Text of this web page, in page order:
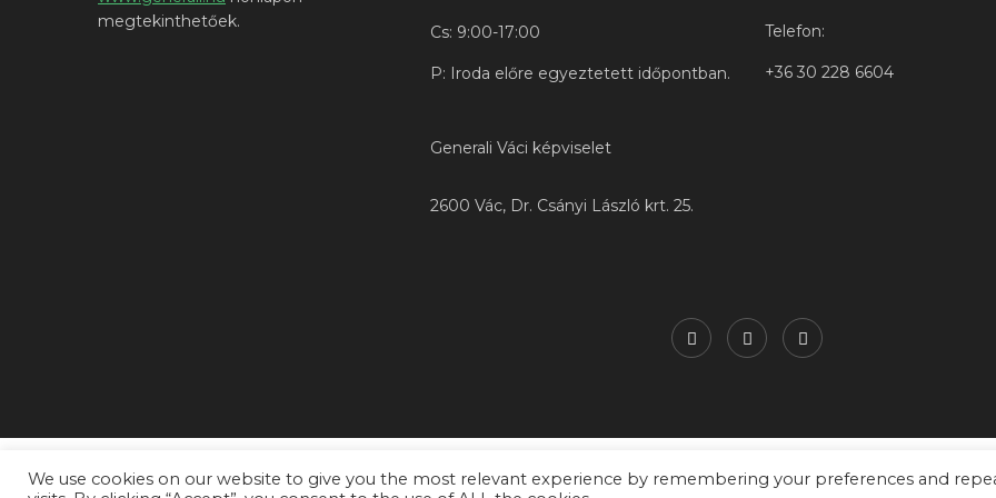
megtekinthetőek.
Cs: 9:00-17:00
P: Iroda előre egyeztetett időpontban.
Generali Váci képviselet
2600 Vác, Dr. Csányi László krt. 25.
Telefon:
+36 30 228 6604
We use cookies on our website to give you the most relevant experience by remembering your preferences and